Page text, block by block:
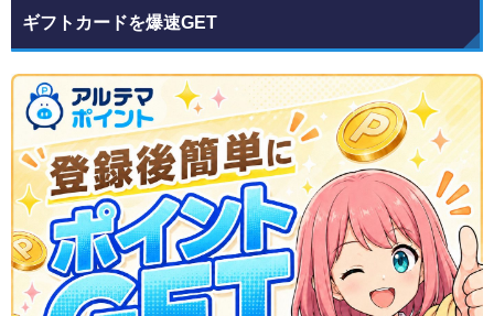
ギフトカードを爆速GET